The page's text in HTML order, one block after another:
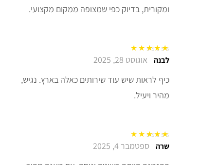
ומקורית, בדיוק כפי שמצופה ממקום מקצועי.
דורג5מתוך 5לבנה אוגוסט 28, 2025
כיף לראות שיש עוד שירותים כאלה בארץ. נגיש,
מהיר ויעיל.
דורג5מתוך 5 שרה ספטמבר 4, 2025